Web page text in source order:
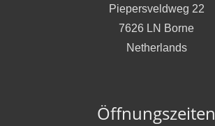
Piepersveldweg 22
7626 LN Borne
Netherlands
Öffnungszeiten